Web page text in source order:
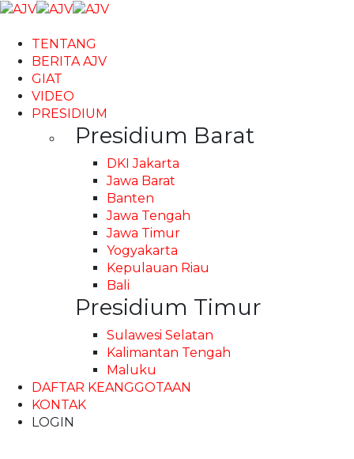
TENTANG
BERITA AJV
GIAT
VIDEO
PRESIDIUM
Presidium Barat
DKI Jakarta
Jawa Barat
Banten
Jawa Tengah
Jawa Timur
Yogyakarta
Kepulauan Riau
Bali
Presidium Timur
Sulawesi Selatan
Kalimantan Tengah
Maluku
DAFTAR KEANGGOTAAN
KONTAK
LOGIN